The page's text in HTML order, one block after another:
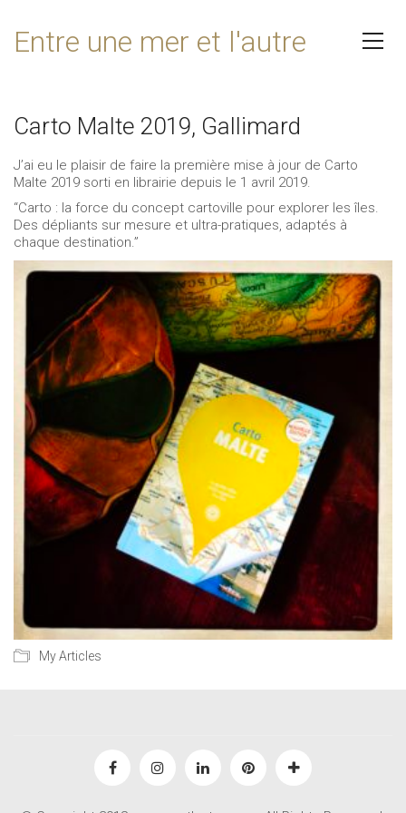
Entre une mer et l'autre
Carto Malte 2019, Gallimard
J’ai eu le plaisir de faire la première mise à jour de Carto
Malte 2019 sorti en librairie depuis le 1 avril 2019.
“Carto : la force du concept cartoville pour explorer les îles.
Des dépliants sur mesure et ultra-pratiques, adaptés à
chaque destination.”
My Articles